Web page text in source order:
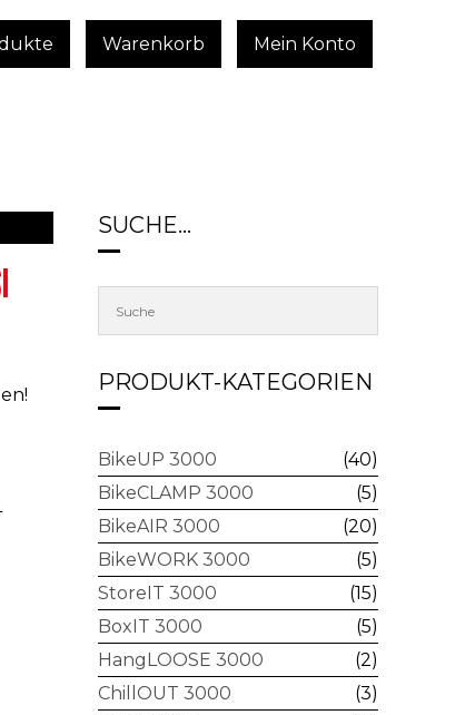
Warenkorb Mein Konto
SUCHE…
PRODUKT-KATEGORIEN
BikeUP 3000
(40)
BikeCLAMP 3000
(5)
BikeAIR 3000
(20)
BikeWORK 3000
(5)
StoreIT 3000
(15)
BoxIT 3000
(5)
HangLOOSE 3000
(2)
ChillOUT 3000
(3)